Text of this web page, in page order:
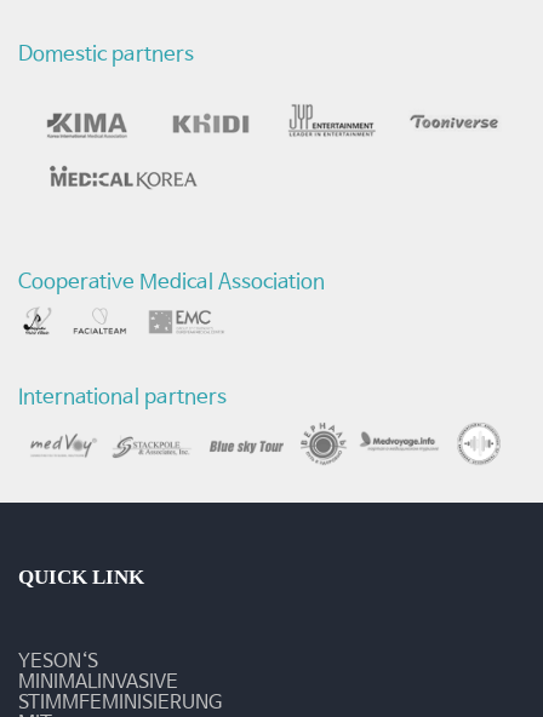
자
"우
수
한
한
국
료
계
Domestic partners
Cooperative Medical Association
International partners
QUICK LINK
YESON‘S
MINIMALINVASIVE
STIMMFEMINISIERUNG